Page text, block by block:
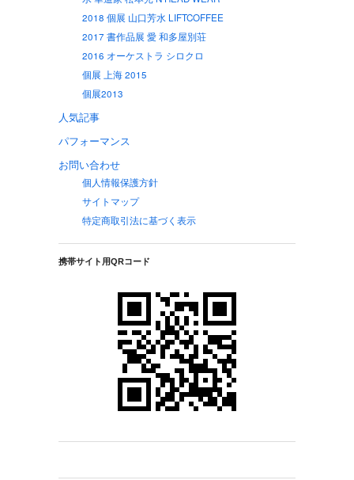
2018 個展 山口芳水 LIFTCOFFEE
2017 書作品展 愛 和多屋別荘
2016 オーケストラ シロクロ
個展 上海 2015
個展2013
人気記事
パフォーマンス
お問い合わせ
個人情報保護方針
サイトマップ
特定商取引法に基づく表示
携帯サイト用QRコード